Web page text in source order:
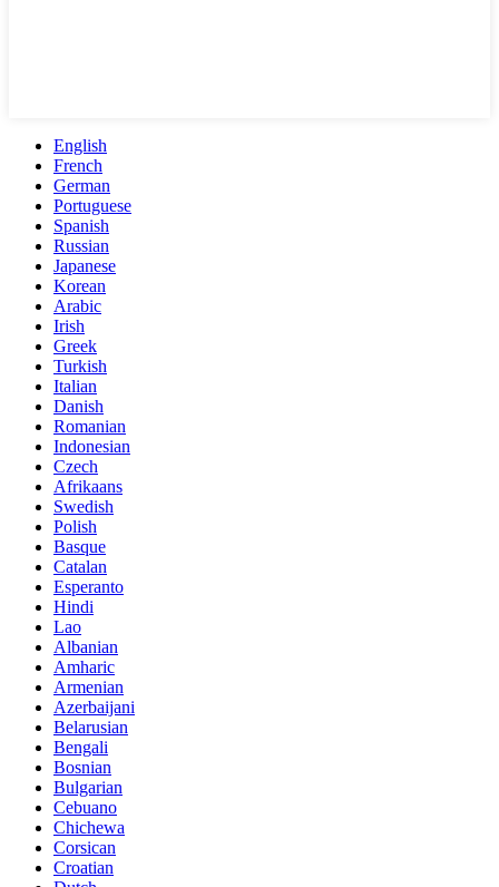
English
French
German
Portuguese
Spanish
Russian
Japanese
Korean
Arabic
Irish
Greek
Turkish
Italian
Danish
Romanian
Indonesian
Czech
Afrikaans
Swedish
Polish
Basque
Catalan
Esperanto
Hindi
Lao
Albanian
Amharic
Armenian
Azerbaijani
Belarusian
Bengali
Bosnian
Bulgarian
Cebuano
Chichewa
Corsican
Croatian